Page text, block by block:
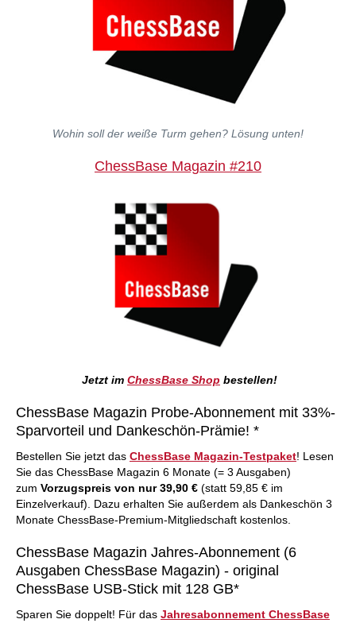
Wohin soll der weiße Turm gehen? Lösung unten!
ChessBase Magazin #210
Jetzt im ChessBase Shop bestellen!
ChessBase Magazin Probe-Abonnement mit 33%-
Sparvorteil und Dankeschön-Prämie! *
Bestellen Sie jetzt das ChessBase Magazin-Testpaket! Lesen
Sie das ChessBase Magazin 6 Monate (= 3 Ausgaben)
zum Vorzugspreis von nur 39,90 € (statt 59,85 € im
Einzelverkauf). Dazu erhalten Sie außerdem als Dankeschön 3
Monate ChessBase-Premium-Mitgliedschaft kostenlos.
ChessBase Magazin Jahres-Abonnement (6
Ausgaben ChessBase Magazin) - original
ChessBase USB-Stick mit 128 GB*
Sparen Sie doppelt! Für das Jahresabonnement ChessBase